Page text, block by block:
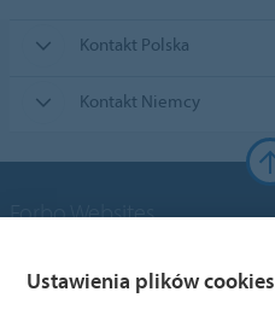
Kontakt Polska
Kontakt Niemcy
Forbo Websites
Grupa Forbo
Ustawienia plików cookies